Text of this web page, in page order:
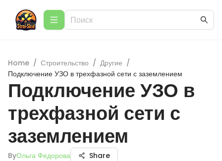
Home / Строительство / Другие /
Подключение УЗО в трехфазной сети с заземлением
Подключение УЗО в
трехфазной сети с
заземлением
ByОльга Федорова Share